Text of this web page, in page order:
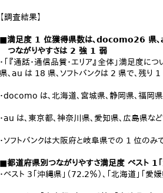
【調査結果】
■満足度 1 位獲得県数は、docomo26 県、
つながりやすさは 2 強 1 弱
・「『通話・通信品質・エリア』全体」満足度
県、au は 18 県、ソフトバンクは 2 県で、残
・docomo は、北海道、宮城県、静岡県、福岡
・au は、東京都、神奈川県、愛知県、広島県な
・ソフトバンクは大阪府と岐阜県での 1 位のみで
■都道府県別つながりやすさ満足度 ベスト 1「
・ベスト 3「沖縄県」（72.2％）、「北海道」「愛